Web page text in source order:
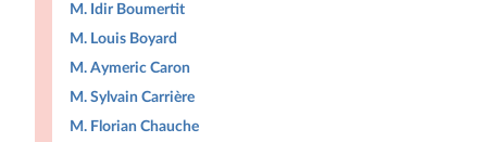
M. Idir Boumertit
M. Louis Boyard
M. Aymeric Caron
M. Sylvain Carrière
M. Florian Chauche